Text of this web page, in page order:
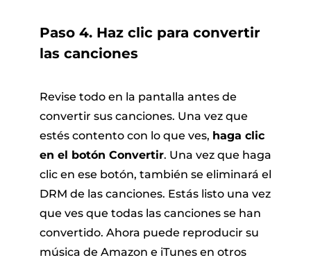
Paso 4. Haz clic para convertir
las canciones
Revise todo en la pantalla antes de
convertir sus canciones. Una vez que
estés contento con lo que ves, haga clic
en el botón Convertir. Una vez que haga
clic en ese botón, también se eliminará el
DRM de las canciones. Estás listo una vez
que ves que todas las canciones se han
convertido. Ahora puede reproducir su
música de Amazon e iTunes en otros